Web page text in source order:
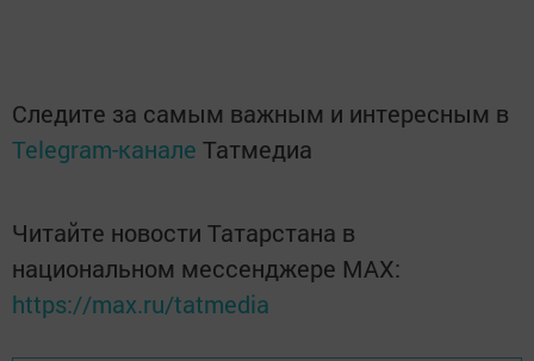
Следите за самым важным и интересным в
Telegram-канале Татмедиа
Читайте новости Татарстана в
национальном мессенджере MАХ:
https://max.ru/tatmedia